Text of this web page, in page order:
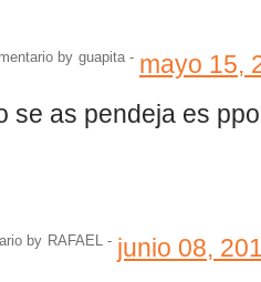
by guapita- mayo 15,
se as pendeja es
by RAFAEL - junio 08,